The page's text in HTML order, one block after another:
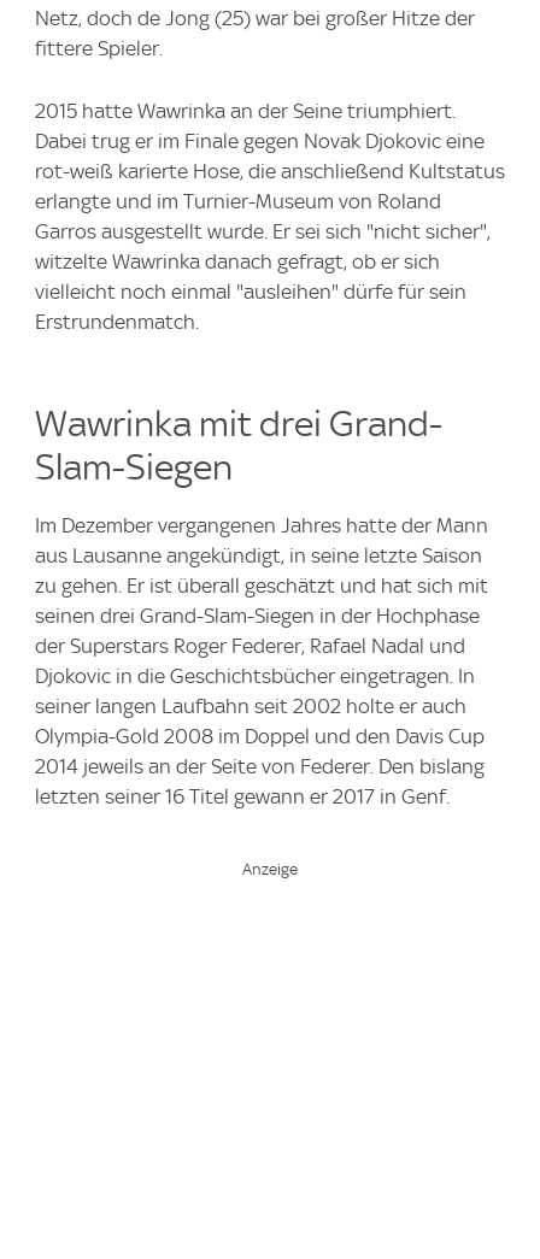
Netz, doch de Jong (25) war bei großer Hitze der
fittere Spieler.
2015 hatte Wawrinka an der Seine triumphiert.
Dabei trug er im Finale gegen Novak Djokovic eine
rot-weiß karierte Hose, die anschließend Kultstatus
erlangte und im Turnier-Museum von Roland
Garros ausgestellt wurde. Er sei sich "nicht sicher",
witzelte Wawrinka danach gefragt, ob er sich
vielleicht noch einmal "ausleihen" dürfe für sein
Erstrundenmatch.
Wawrinka mit drei Grand-
Slam-Siegen
Im Dezember vergangenen Jahres hatte der Mann
aus Lausanne angekündigt, in seine letzte Saison
zu gehen. Er ist überall geschätzt und hat sich mit
seinen drei Grand-Slam-Siegen in der Hochphase
der Superstars Roger Federer, Rafael Nadal und
Djokovic in die Geschichtsbücher eingetragen. In
seiner langen Laufbahn seit 2002 holte er auch
Olympia-Gold 2008 im Doppel und den Davis Cup
2014 jeweils an der Seite von Federer. Den bislang
letzten seiner 16 Titel gewann er 2017 in Genf.